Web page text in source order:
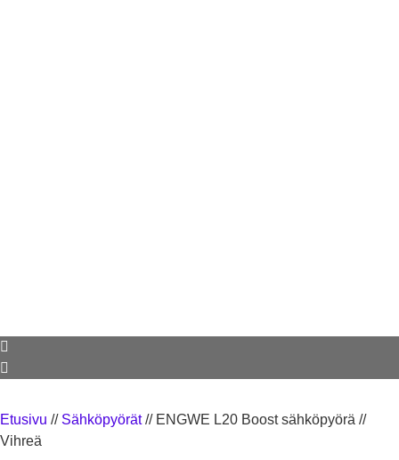
Etusivu // Sähköpyörät// ENGWE L20 Boost sähköpyörä //
Vihreä